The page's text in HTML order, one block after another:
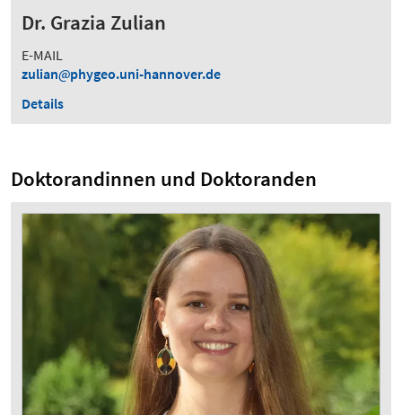
Dr. Grazia Zulian
E-MAIL
zulian
phygeo.uni-hannover.de
Details
Doktorandinnen und Doktoranden